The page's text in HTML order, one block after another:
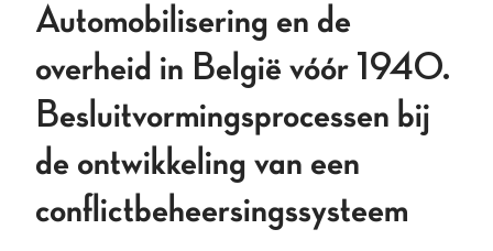
Automobilisering en de
overheid in België vóór 1940.
Besluitvormingsprocessen bij
de ontwikkeling van een
conflictbeheersingssysteem